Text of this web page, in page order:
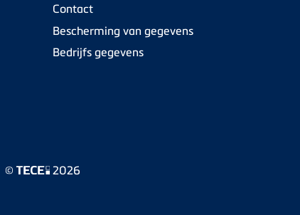
Contact
Bescherming van gegevens
Bedrijfs gegevens
© 2026